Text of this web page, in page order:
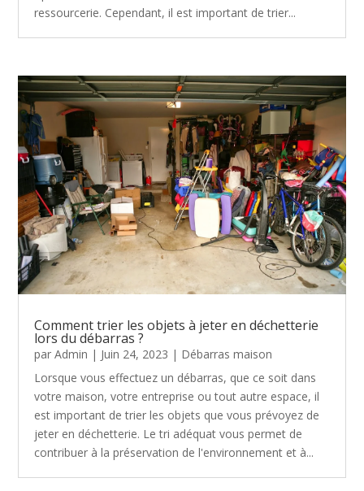
ressourcerie. Cependant, il est important de trier...
Comment trier les objets à jeter en déchetterie
lors du débarras ?
parAdmin | Juin 24, 2023 | Débarras maison
Lorsque vous effectuez un débarras, que ce soit dans
votre maison, votre entreprise ou tout autre espace, il
est important de trier les objets que vous prévoyez de
jeter en déchetterie. Le tri adéquat vous permet de
contribuer à la préservation de l'environnement et à...